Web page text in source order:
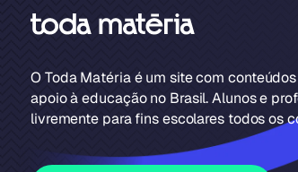
O Toda Matéria é um site com
apoio à educação no Brasil. Alunos e
livremente para fins escolares todos os